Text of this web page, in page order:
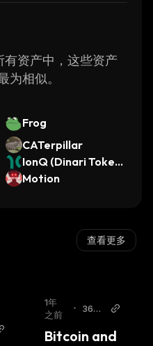
资产中，这些资产
为相似。
Frog
CATerpillar
IonQ (Dinari Tokeni
zed Stock)
Motion
查看更多
1年
之前
•
36Cr
Bitcoin and